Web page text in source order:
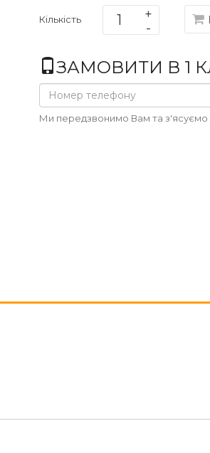
Кількість
ЗАМОВИТИ В 1
Ми передзвонимо Вам та з'ясуємо